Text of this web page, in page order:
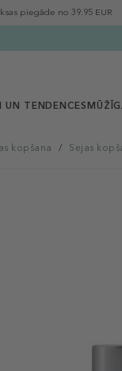
piegāde no 39.95 EUR
UN TENDENCES
kopšana / Sejas